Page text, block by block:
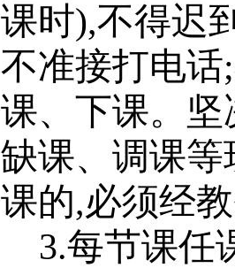
课时),不得迟
不准接打电话;
课、下课。
缺课、调课
课的,必须经
3.每节课任